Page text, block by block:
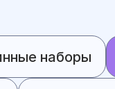
наборы